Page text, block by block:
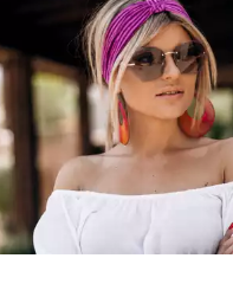
Haarbänder mit Schlaufe Marke
Britta Meier
17,95 €
lieferbar - in 4-5 Werktagen bei dir
+5